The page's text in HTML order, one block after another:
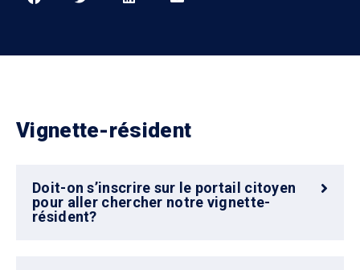
Vignette-résident
Doit-on s’inscrire sur le portail citoyen
pour aller chercher notre vignette-
résident?